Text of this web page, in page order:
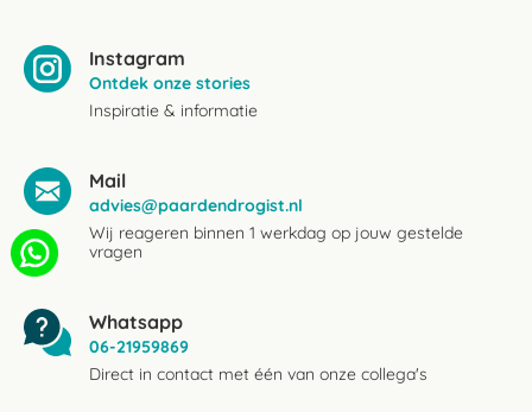
Instagram
Ontdek onze stories
Inspiratie & informatie
Mail
advies@paardendrogist.nl
Wij reageren binnen 1 werkdag op jouw gestelde
vragen
Whatsapp
06-21959869
Direct in contact met één van onze collega's